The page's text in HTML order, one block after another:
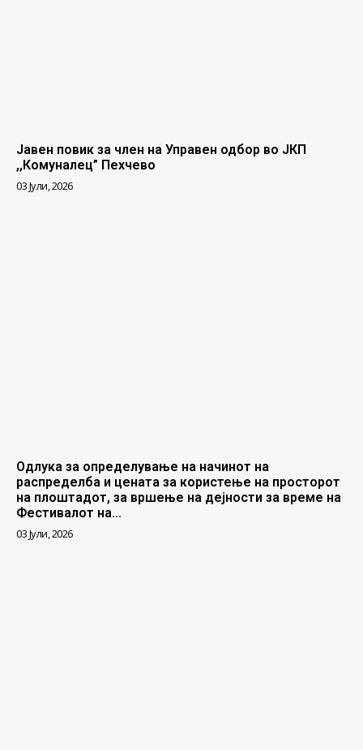
Јавен повик за член на Управен одбор во ЈКП
,,Комуналец” Пехчево
03 Јули, 2026
Одлука за определување на начинот на
распределба и цената за користење на просторот
на плоштадот, за вршење на дејности за време на
Фестивалот на...
03 Јули, 2026